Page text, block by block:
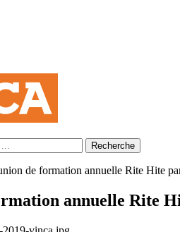
de formation annuelle Rite Hite
annuelle Rite